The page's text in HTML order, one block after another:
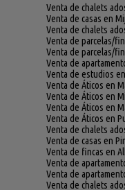
Venta de chalets
Venta de casas en
Venta de chalets
Venta de parcelas/
Venta de parcelas/
Venta de
Venta de estudios
Venta de Áticos en
Venta de Áticos en
Venta de Áticos en
Venta de Áticos en
Venta de chalets
Venta de casas en
Venta de fincas en
Venta de
Venta de
Venta de chalets